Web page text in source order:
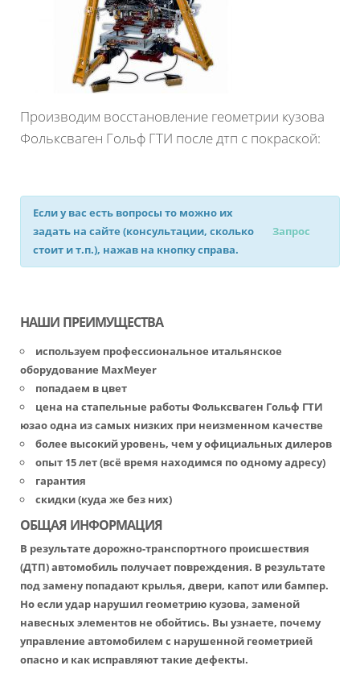
Производим восстановление геометрии кузова
Фольксваген Гольф ГТИ после дтп с покраской:
Если у вас есть вопросы то можно их
задать на сайте (консультации, сколько
стоит и т.п.), нажав на кнопку справа.
Запрос
НАШИ ПРЕИМУЩЕСТВА
используем профессиональное итальянское
оборудование MaxMeyer
попадаем в цвет
цена на стапельные работы Фольксваген Гольф ГТИ
юзао одна из самых низких при неизменном качестве
более высокий уровень, чем у официальных дилеров
опыт 15 лет (всё время находимся по одному адресу)
гарантия
скидки (куда же без них)
ОБЩАЯ ИНФОРМАЦИЯ
В результате дорожно-транспортного происшествия
(ДТП) автомобиль получает повреждения. В результате
под замену попадают крылья, двери, капот или бампер.
Но если удар нарушил геометрию кузова, заменой
навесных элементов не обойтись. Вы узнаете, почему
управление автомобилем с нарушенной геометрией
опасно и как исправляют такие дефекты.